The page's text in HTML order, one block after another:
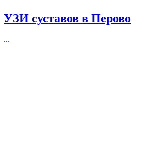
УЗИ суставов в Перово
...